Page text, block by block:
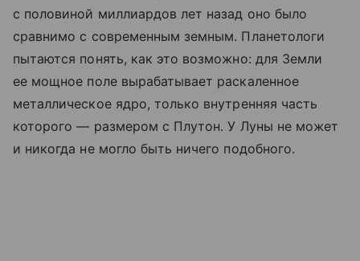
с половиной миллиардов лет назад оно было
сравнимо с современным земным. Планетологи
пытаются понять, как это возможно: для Земли
ее мощное поле вырабатывает раскаленное
металлическое ядро, только внутренняя часть
которого — размером с Плутон. У Луны не может
и никогда не могло быть ничего подобного.